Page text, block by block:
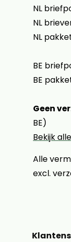
NL
NL
NL
BE
BE
Geen
BE)
Bekijk
Alle
excl.